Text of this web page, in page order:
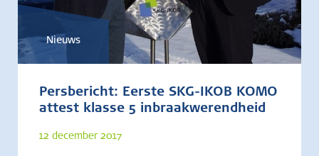
Nieuws
Persbericht: Eerste SKG-IKOB KOMO
attest klasse 5 inbraakwerendheid
12 december 2017